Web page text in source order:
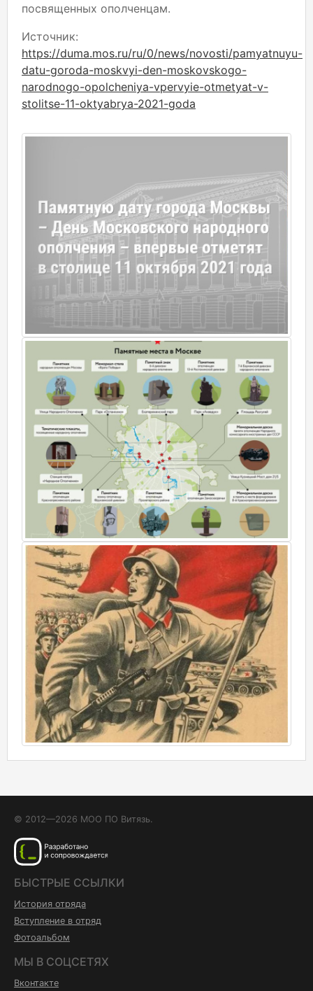
посвященных ополченцам.
Источник:
https://duma.mos.ru/ru/0/news/novosti/pamyatnuyu-
datu-goroda-moskvyi-den-moskovskogo-
narodnogo-opolcheniya-vpervyie-otmetyat-v-
stolitse-11-oktyabrya-2021-goda
© 2012—2026 МОО ПО Витязь.
БЫСТРЫЕ ССЫЛКИ
История отряда
Вступление в отряд
Фотоальбом
МЫ В СОЦСЕТЯХ
Вконтакте